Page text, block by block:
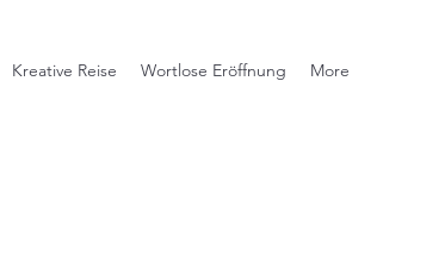
Kreative Reise Wortlose Eröffnung More